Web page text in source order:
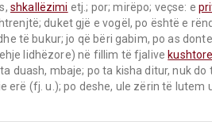
shkallëzimi etj.; por; mirëpo; veçse: e
duket gjë e vogël, po është e
të bukur; jo që bëri gabim, po as
lidhëzore) në fillim të fjalive kushtore
duash, mbaje; po ta kisha ditur, nuk
erë (fj. u.); po deshe, ule zërin të lutem